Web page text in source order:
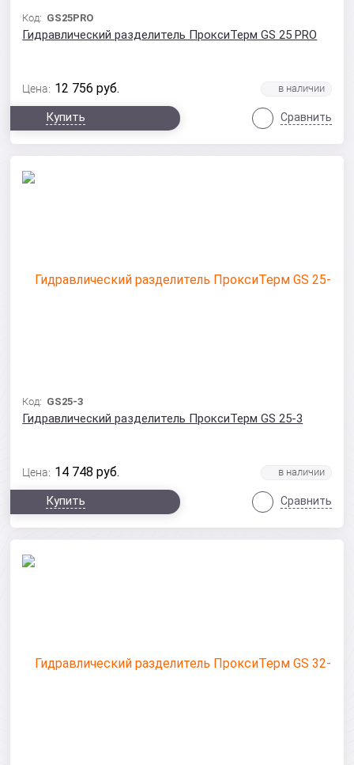
Код: GS25PRO
Гидравлический разделитель ПроксиТерм GS 25 PRO
Цена: 12 756 руб.
Купить Сравнить
Код: GS25-3
Гидравлический разделитель ПроксиТерм GS 25-3
Цена: 14 748 руб.
Купить Сравнить